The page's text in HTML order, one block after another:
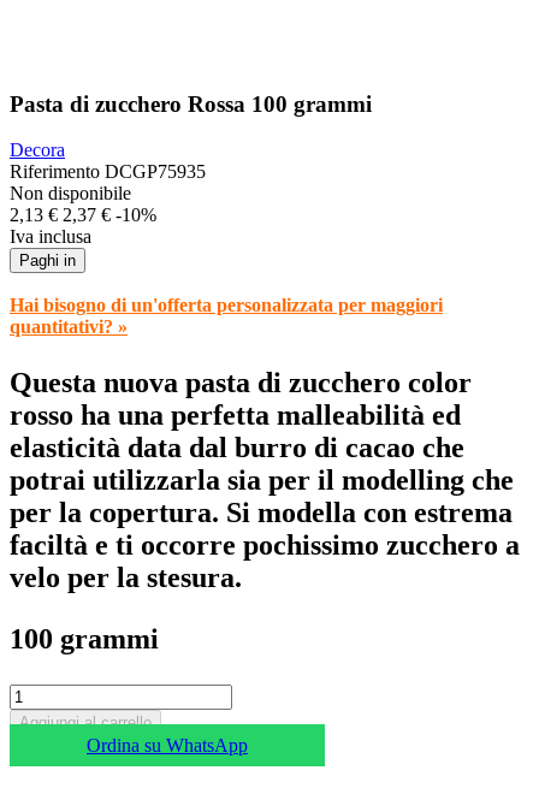
Pasta di zucchero Rossa 100 grammi
Decora
Riferimento DCGP75935
Non disponibile
2,13 € 2,37 € -10%
Iva inclusa
Paghi in
Hai bisogno di un'offerta personalizzata per maggiori
quantitativi? »
Questa nuova pasta di zucchero color
rosso ha una perfetta malleabilità ed
elasticità data dal burro di cacao che
potrai utilizzarla sia per il modelling che
per la copertura. Si modella con estrema
faciltà e ti occorre pochissimo zucchero a
velo per la stesura.
100 grammi
Aggiungi al carrello
Ordina su WhatsApp